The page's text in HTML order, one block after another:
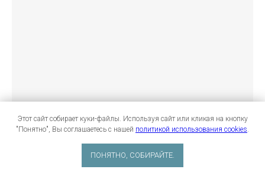
Этот сайт собирает куки-файлы. Используя сайт или кликая на кнопку
"Понятно", Вы соглашаетесь с нашей политикой использования cookies.
ПОНЯТНО, СОБИРАЙТЕ.